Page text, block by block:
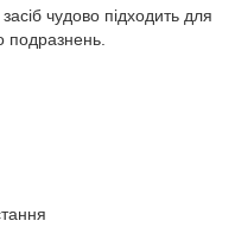
чудово підходить для
подразнень.